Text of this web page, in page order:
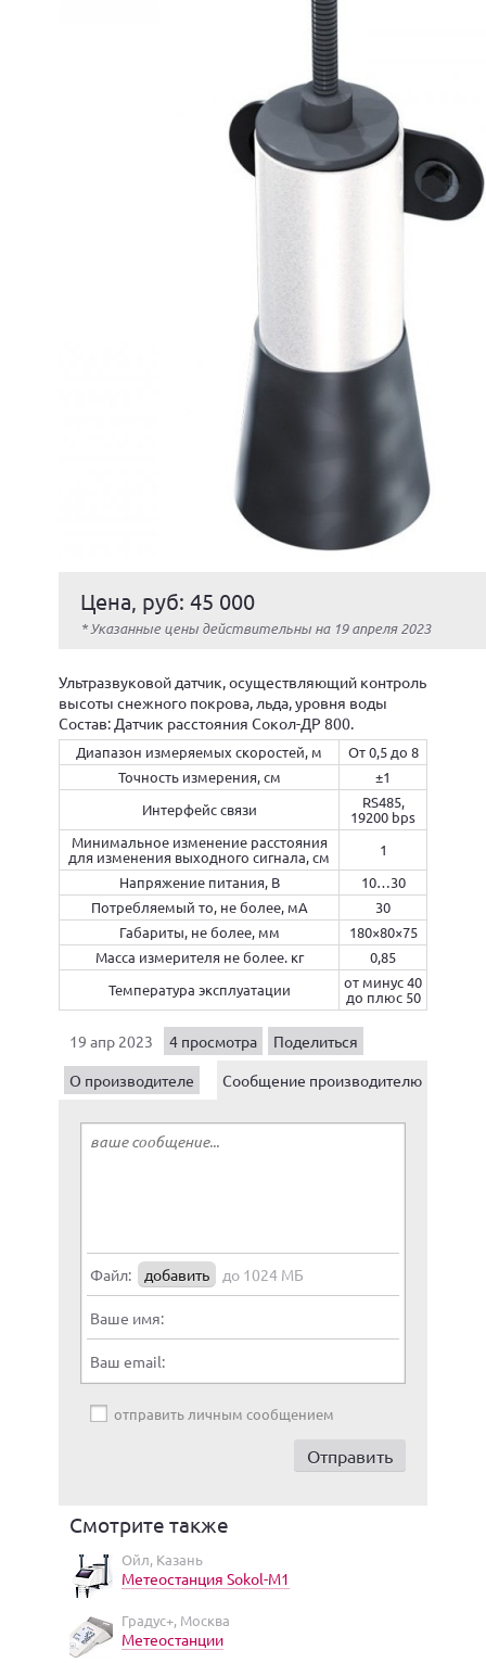
Цена, руб: 45 000
* Указанные цены действительны на 19 апреля 2023
Ультразвуковой датчик, осуществляющий контроль
высоты снежного покрова, льда, уровня воды
Состав: Датчик расстояния Сокол-ДР 800.
Диапазон измеряемых скоростей, м
От 0,5 до 8
Точность измерения, см
±1
Интерфейс связи
RS485,
19200 bps
Минимальное изменение расстояния
для изменения выходного сигнала, см
1
Напряжение питания, В
10…30
Потребляемый то, не более, мА
30
Габариты, не более, мм
180×80×75
Масса измерителя не более. кг
0,85
Температура эксплуатации
от минус 40
до плюс 50
19 апр 2023 4 просмотра
Поделиться
О производителе
Сообщение производителю
Файл: добавить до 1024 МБ
Ваше имя:
Ваш email:
отправить личным сообщением
Смотрите также
Ойл, Казань
Метеостанция Sokol-M1
Градус+, Москва
Метеостанции